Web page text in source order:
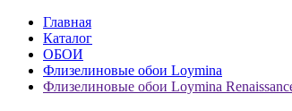
Главная
Каталог
ОБОИ
Флизелиновые обои Loymina
Флизелиновые обои Loymina